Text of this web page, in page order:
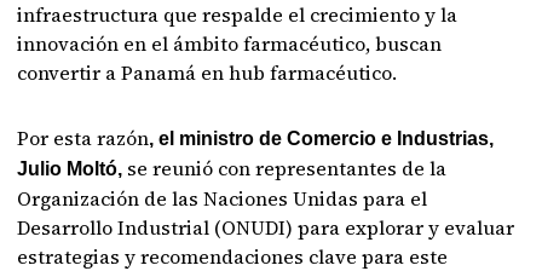
infraestructura que respalde el crecimiento y la
innovación en el ámbito farmacéutico, buscan
convertir a Panamá en hub farmacéutico.
Por esta razón, el ministro de Comercio e Industrias,
Julio Moltó, se reunió con representantes de la
Organización de las Naciones Unidas para el
Desarrollo Industrial (ONUDI) para explorar y evaluar
estrategias y recomendaciones clave para este